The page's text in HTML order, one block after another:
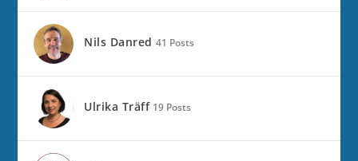
Nils Danred 41 Posts
Ulrika Träff 19 Posts